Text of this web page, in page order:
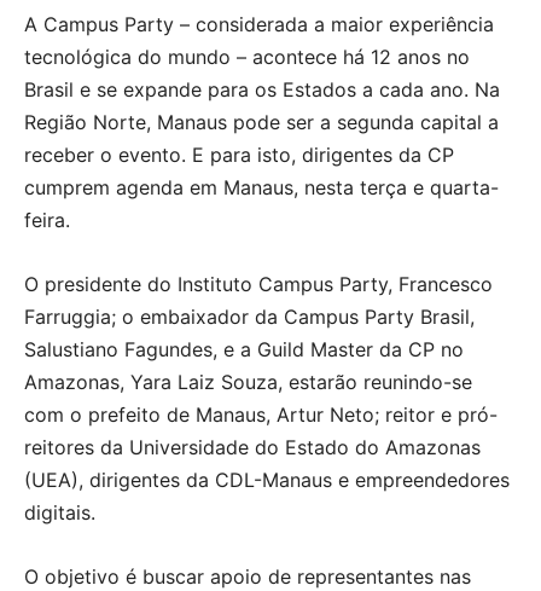
A Campus Party – considerada a maior experiência
tecnológica do mundo – acontece há 12 anos no
Brasil e se expande para os Estados a cada ano. Na
Região Norte, Manaus pode ser a segunda capital a
receber o evento. E para isto, dirigentes da CP
cumprem agenda em Manaus, nesta terça e quarta-
feira.
O presidente do Instituto Campus Party, Francesco
Farruggia; o embaixador da Campus Party Brasil,
Salustiano Fagundes, e a Guild Master da CP no
Amazonas, Yara Laiz Souza, estarão reunindo-se
com o prefeito de Manaus, Artur Neto; reitor e pró-
reitores da Universidade do Estado do Amazonas
(UEA), dirigentes da CDL-Manaus e empreendedores
digitais.
O objetivo é buscar apoio de representantes nas